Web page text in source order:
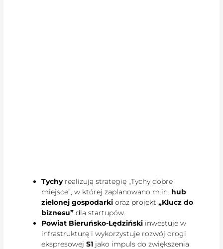
Tychyrealizują strategię „Tychy dobre
miejsce”, w której zaplanowano m.in. hub
zielonej gospodarki oraz projekt„Klucz do
biznesu” dla startupów.
Powiat Bieruńsko-Lędziński inwestuje w
infrastrukturę i wykorzystuje rozwój drogi
ekspresowejS1 jako impuls do zwiększenia